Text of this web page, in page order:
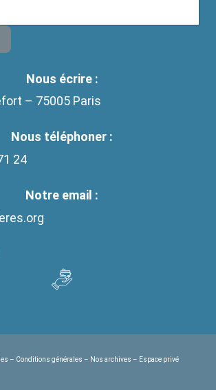
Nous écrire :
– 75005 Paris
Nous téléphoner :
24
Notre email :
– Conditions générales – Nos archives – Espace privé